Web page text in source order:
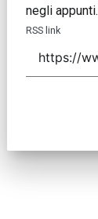
negli appunti.
RSS link